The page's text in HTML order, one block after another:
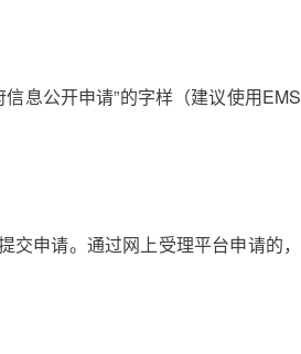
息公开申请”的字样（建议使用EMS
申请。通过网上受理平台申请的，